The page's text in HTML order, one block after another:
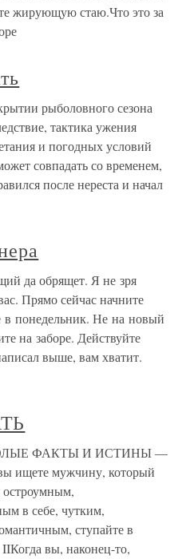
жирующую стаю.Что это за
рыболовного сезона
тактика ужения
и погодных условий
совпадать со временем,
после нереста и начал
да обрящет. Я не зря
Прямо сейчас начните
в понедельник. Не на новый
на заборе. Действуйте
выше, вам хватит.
ФАКТЫ И ИСТИНЫ —
мужчину, который
в себе, чутким,
ступайте в
вы, наконец-то,